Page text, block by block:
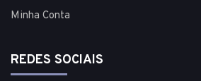
Minha Conta
REDES SOCIAIS